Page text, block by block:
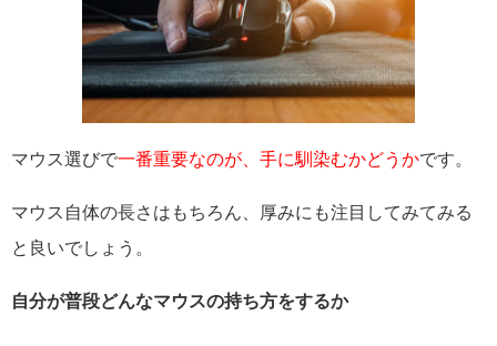
マウス選びで一番重要なのが、手に馴染むかどうかです。
マウス自体の長さはもちろん、厚みにも注目してみてみる
と良いでしょう。
自分が普段どんなマウスの持ち方をするか